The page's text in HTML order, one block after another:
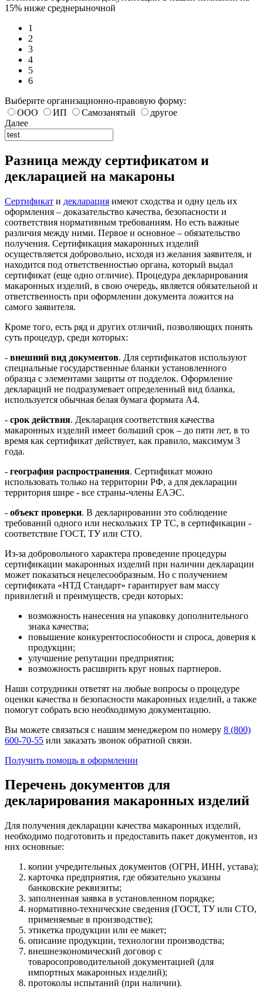
15% ниже среднерыночной
1
2
3
4
5
6
Выберите организационно-правовую форму:
ООО
ИП Самозанятый
другое
Далее
Разница между сертификатом и
декларацией на макароны
Сертификат и декларация имеют сходства и одну цель их
оформления – доказательство качества, безопасности и
соответствия нормативным требованиям. Но есть важные
различия между ними. Первое и основное – обязательство
получения. Сертификация макаронных изделий
осуществляется добровольно, исходя из желания заявителя, и
находится под ответственностью органа, который выдал
сертификат (еще одно отличие). Процедура декларирования
макаронных изделий, в свою очередь, является обязательной и
ответственность при оформлении документа ложится на
самого заявителя.
Кроме того, есть ряд и других отличий, позволяющих понять
суть процедур, среди которых:
- внешний вид документов. Для сертификатов используют
специальные государственные бланки установленного
образца с элементами защиты от подделок. Оформление
деклараций не подразумевает определенный вид бланка,
используется обычная белая бумага формата А4.
- срок действия. Декларация соответствия качества
макаронных изделий имеет больший срок – до пяти лет, в то
время как сертификат действует, как правило, максимум 3
года.
- география распространения. Сертификат можно
использовать только на территории РФ, а для декларации
территория шире - все страны-члены ЕАЭС.
- объект проверки. В декларировании это соблюдение
требований одного или нескольких ТР ТС, в сертификации -
соответствие ГОСТ, ТУ или СТО.
Из-за добровольного характера проведение процедуры
сертификации макаронных изделий при наличии декларации
может показаться нецелесообразным. Но с получением
сертификата «НТД Стандарт» гарантирует вам массу
привилегий и преимуществ, среди которых:
возможность нанесения на упаковку дополнительного
знака качества;
повышение конкурентоспособности и спроса, доверия к
продукции;
улучшение репутации предприятия;
возможность расширить круг новых партнеров.
Наши сотрудники ответят на любые вопросы о процедуре
оценки качества и безопасности макаронных изделий, а также
помогут собрать всю необходимую документацию.
Вы можете связаться с нашим менеджером по номеру 8 (800)
600-70-55 или заказать звонок обратной связи.
Получить помощь в оформлении
Перечень документов для
декларирования макаронных изделий
Для получения декларации качества макаронных изделий,
необходимо подготовить и предоставить пакет документов, из
них основные:
копии учредительных документов (ОГРН, ИНН, устава);
карточка предприятия, где обязательно указаны
банковские реквизиты;
заполненная заявка в установленном порядке;
нормативно-технические сведения (ГОСТ, ТУ или СТО,
применяемые в производстве);
этикетка продукции или ее макет;
описание продукции, технологии производства;
внешнеэкономический договор с
товаросопроводительной документацией (для
импортных макаронных изделий);
протоколы испытаний (при наличии).